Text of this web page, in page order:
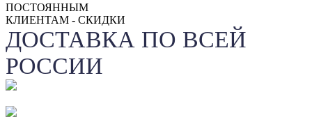
ПОСТОЯННЫМ
КЛИЕНТАМ - СКИДКИ
ДОСТАВКА ПО ВСЕЙ
РОССИИ